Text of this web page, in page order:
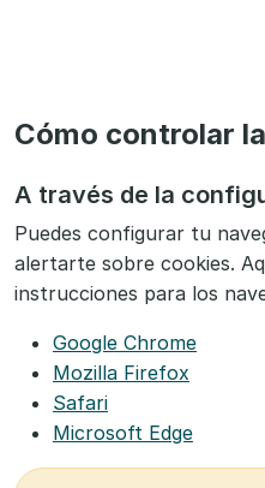
Cómo controlar
A través de la
Puedes configurar tu
alertarte sobre cookies.
instrucciones para los
Google Chrome
Mozilla Firefox
Safari
Microsoft Edge